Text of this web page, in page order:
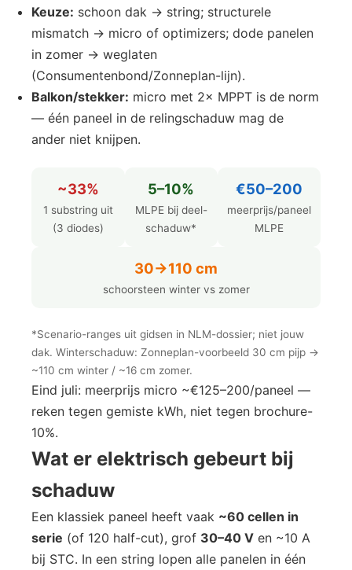
Keuze: schoon dak → string; structurele
mismatch → micro of optimizers; dode panelen
in zomer → weglaten
(Consumentenbond/Zonneplan-lijn).
Balkon/stekker: micro met 2× MPPT is de norm
— één paneel in de relingschaduw mag de
ander niet knijpen.
~33%
1 substring uit
(3 diodes)
5–10%
MLPE bij deel-
schaduw*
€50–200
meerprijs/paneel
MLPE
30→110 cm
schoorsteen winter vs zomer
*Scenario-ranges uit gidsen in NLM-dossier; niet jouw
dak. Winterschaduw: Zonneplan-voorbeeld 30 cm pijp →
~110 cm winter / ~16 cm zomer.
Eind juli: meerprijs micro ~€125–200/paneel —
reken tegen gemiste kWh, niet tegen brochure-
10%.
Wat er elektrisch gebeurt bij
schaduw
Een klassiek paneel heeft vaak ~60 cellen in
serie (of 120 half-cut), grof 30–40 V en ~10 A
bij STC. In een string lopen alle panelen in één